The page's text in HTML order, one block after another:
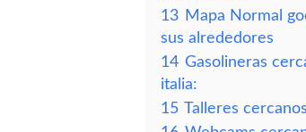
13 Mapa Normal
sus alrededores
14 Gasolineras
italia:
15 Talleres